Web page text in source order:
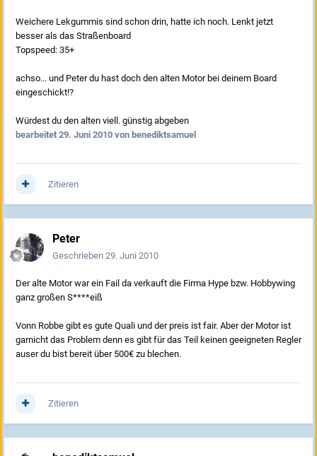
Weichere Lekgummis sind schon drin, hatte ich noch. Lenkt jetzt
besser als das Straßenboard
Topspeed: 35+
achso... und Peter du hast doch den alten Motor bei deinem Board
eingeschickt!?
Würdest du den alten viell. günstig abgeben
bearbeitet 29. Juni 2010 von benediktsamuel
Zitieren
Peter
Geschrieben 29. Juni 2010
Der alte Motor war ein Fail da verkauft die Firma Hype bzw. Hobbywing
ganz großen S****eiß
Vonn Robbe gibt es gute Quali und der preis ist fair. Aber der Motor ist
garnicht das Problem denn es gibt für das Teil keinen geeigneten Regler
auser du bist bereit über 500€ zu blechen.
Zitieren